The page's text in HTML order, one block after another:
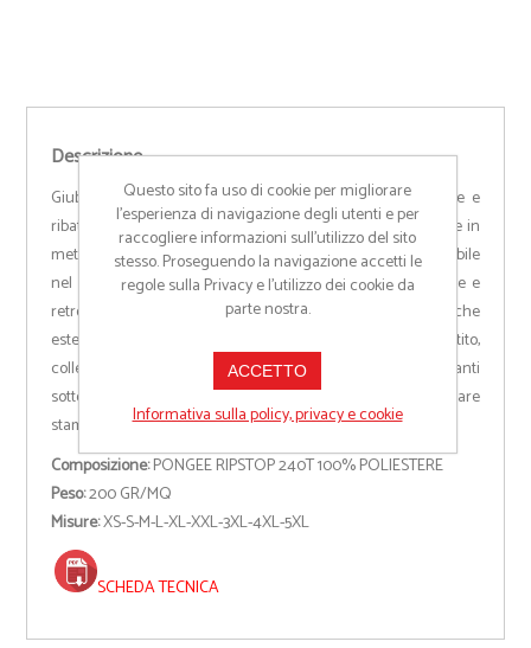
Descrizione
Giubbotto da uomo maniche staccabili, con pinces cucite e
ribattute al loro interno. Zip da 5mm in plastica con cursore in
metallo con patta e bottoni in plastica, cappuccio richiudibile
nel colletto, polsini regolabili, bande riflettenti in tinta fronte e
retro, spacchetto laterale con soffietto e zip. Cinque tasche
esterne di cui una porta badge reversibile. Interno imbottito,
colletto schiena e scalda reni in micropile, inserti traspiranti
sottobraccio, coulisse in vita e zip interna per agevolare
stampe e ricami.
Composizione:PONGEE RIPSTOP 240T 100% POLIESTERE
Peso:200 GR/MQ
Misure:XS-S-M-L-XL-XXL-3XL-4XL-5XL
SCHEDA TECNICA
Questo sito fa uso di cookie per migliorare
l’esperienza di navigazione degli utenti e per
raccogliere informazioni sull’utilizzo del sito
stesso. Proseguendo la navigazione accetti le
regole sulla Privacy e l'utilizzo dei cookie da
parte nostra.
ACCETTO
Informativa sulla policy, privacy e cookie